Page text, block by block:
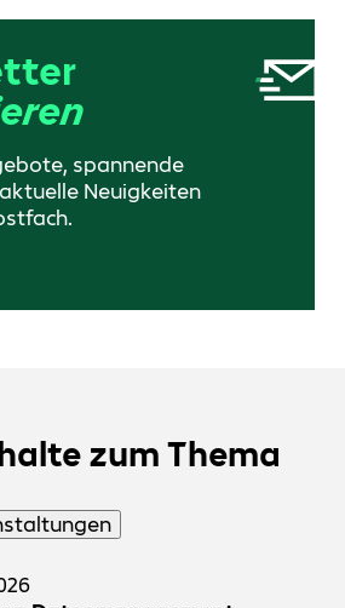
spannende
Neuigkeiten
zum Thema